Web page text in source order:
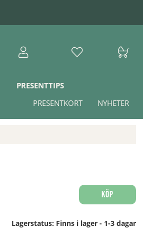
PRESENTTIPS
NYHETER
PRESENTKORT
Köp
Lagerstatus: Finns i lager - 1-3 dagar